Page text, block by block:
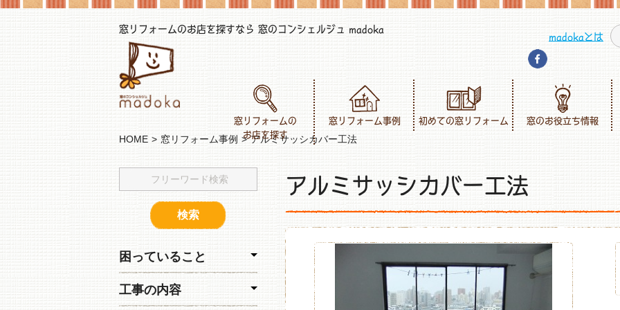
窓リフォームのお店を探すなら 窓のコンシェルジュ madoka madokaとは
窓リフォームの
お店を探す
窓リフォーム事例 初めての窓リフォーム 窓のお役立ち情報
HOME 窓リフォーム事例 アルミサッシカバー工法
困っていること
工事の内容
アルミサッシカバー工法